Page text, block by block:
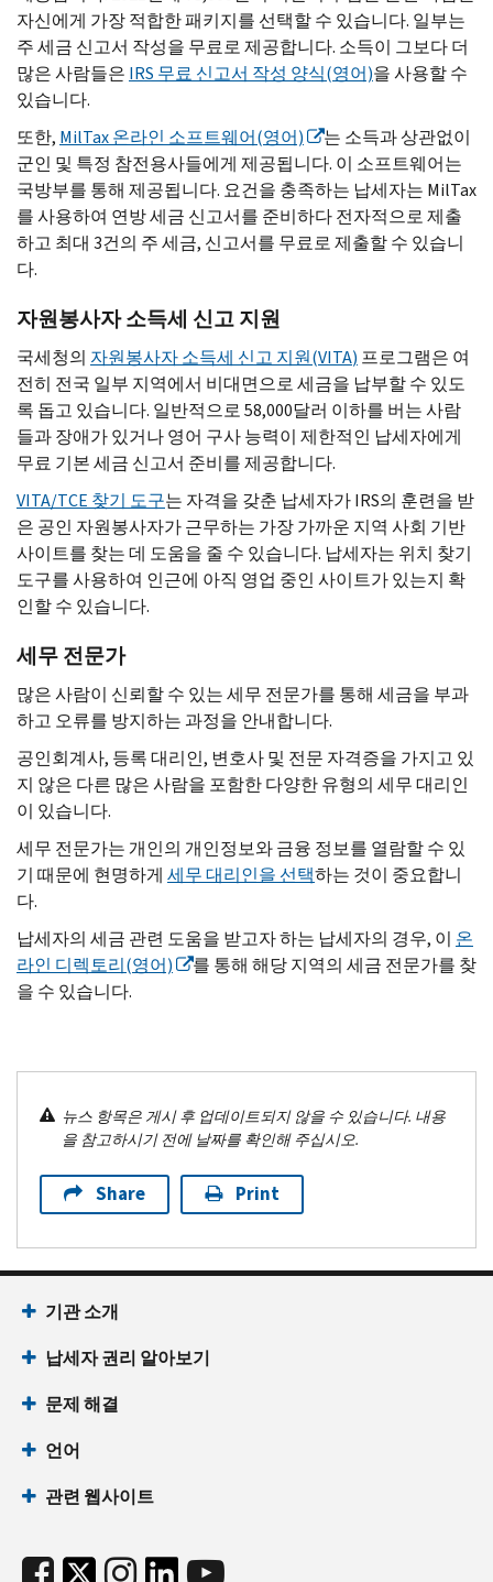
자신에게 가장 적합한 패키지를 선택할 수 있습니다. 일부는
주 세금 신고서 작성을 무료로 제공합니다. 소득이 그보다 더
많은 사람들은 IRS 무료 신고서 작성 양식(영어)을 사용할 수
있습니다.
또한, MilTax온라인 소프트웨어(영어)
는 소득과 상관없이
군인 및 특정 참전용사들에게 제공됩니다. 이 소프트웨어는
국방부를 통해 제공됩니다. 요건을 충족하는 납세자는 MilTax
를 사용하여 연방 세금 신고서를 준비하다 전자적으로 제출
하고 최대 3건의 주 세금, 신고서를 무료로 제출할 수 있습니
다.
자원봉사자 소득세 신고 지원
국세청의 자원봉사자 소득세 신고 지원(VITA) 프로그램은 여
전히 전국 일부 지역에서 비대면으로 세금을 납부할 수 있도
록 돕고 있습니다. 일반적으로 58,000달러 이하를 버는 사람
들과 장애가 있거나 영어 구사 능력이 제한적인 납세자에게
무료 기본 세금 신고서 준비를 제공합니다.
VITA/TCE 찾기 도구는 자격을 갖춘 납세자가IRS의 훈련을 받
은 공인 자원봉사자가 근무하는 가장 가까운 지역 사회 기반
사이트를 찾는 데 도움을 줄 수 있습니다. 납세자는 위치 찾기
도구를 사용하여 인근에 아직 영업 중인 사이트가 있는지 확
인할 수 있습니다.
세무 전문가
많은 사람이 신뢰할 수 있는 세무 전문가를 통해 세금을 부과
하고 오류를 방지하는 과정을 안내합니다.
공인회계사, 등록 대리인, 변호사 및 전문 자격증을 가지고 있
지 않은 다른 많은 사람을 포함한 다양한 유형의 세무 대리인
이 있습니다.
세무 전문가는 개인의 개인정보와 금융 정보를 열람할 수 있
기 때문에 현명하게 세무 대리인을 선택하는 것이 중요합니
다.
납세자의 세금 관련 도움을 받고자 하는 납세자의 경우, 이 온
라인 디렉토리(영어)
를 통해 해당 지역의 세금 전문가를 찾
을 수 있습니다.
뉴스 항목은 게시 후 업데이트되지 않을 수 있습니다. 내용
을 참고하시기 전에 날짜를 확인해 주십시오.
Share Print
기관 소개
납세자 권리 알아보기
문제 해결
언어
관련 웹사이트